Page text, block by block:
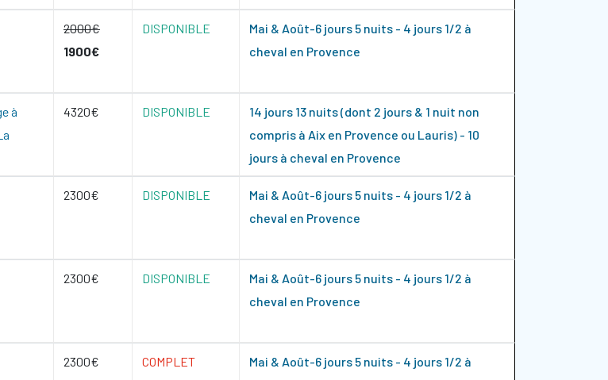
2000€
1900€
DISPONIBLE
Mai & Août-6 jours 5 nuits - 4 jours 1/2 à
cheval en Provence
à
4320€ DISPONIBLE
14 jours 13 nuits (dont 2 jours & 1 nuit non
compris à Aix en Provence ou Lauris) - 10
jours à cheval en Provence
2300€ DISPONIBLE
Mai & Août-6 jours 5 nuits - 4 jours 1/2 à
cheval en Provence
2300€ DISPONIBLE
Mai & Août-6 jours 5 nuits - 4 jours 1/2 à
cheval en Provence
2300€ COMPLET
Mai & Août-6 jours 5 nuits - 4 jours 1/2 à